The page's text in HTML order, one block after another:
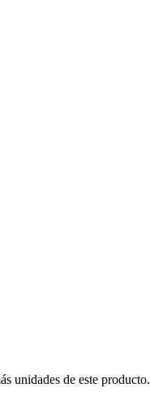
unidades de este producto.